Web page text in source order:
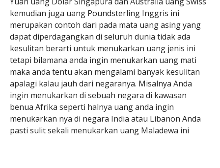
kemudian juga uang Poundsterling Inggris ini
merupakan contoh dari pada mata uang asing yang
dapat diperdagangkan di seluruh dunia tidak ada
kesulitan berarti untuk menukarkan uang jenis ini
tetapi bilamana anda ingin menukarkan uang mati
maka anda tentu akan mengalami banyak kesulitan
apalagi kalau jauh dari negaranya. Misalnya Anda
ingin menukarkan di sebuah negara di kawasan
benua Afrika seperti halnya uang anda ingin
menukarkan nya di negara India atau Libanon Anda
pasti sulit sekali menukarkan uang Maladewa ini